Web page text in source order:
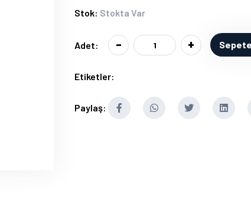
Stok: Stokta Var
Adet: - +
Etiketler:
Paylaş: